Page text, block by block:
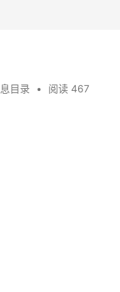
目录 • 阅读 467